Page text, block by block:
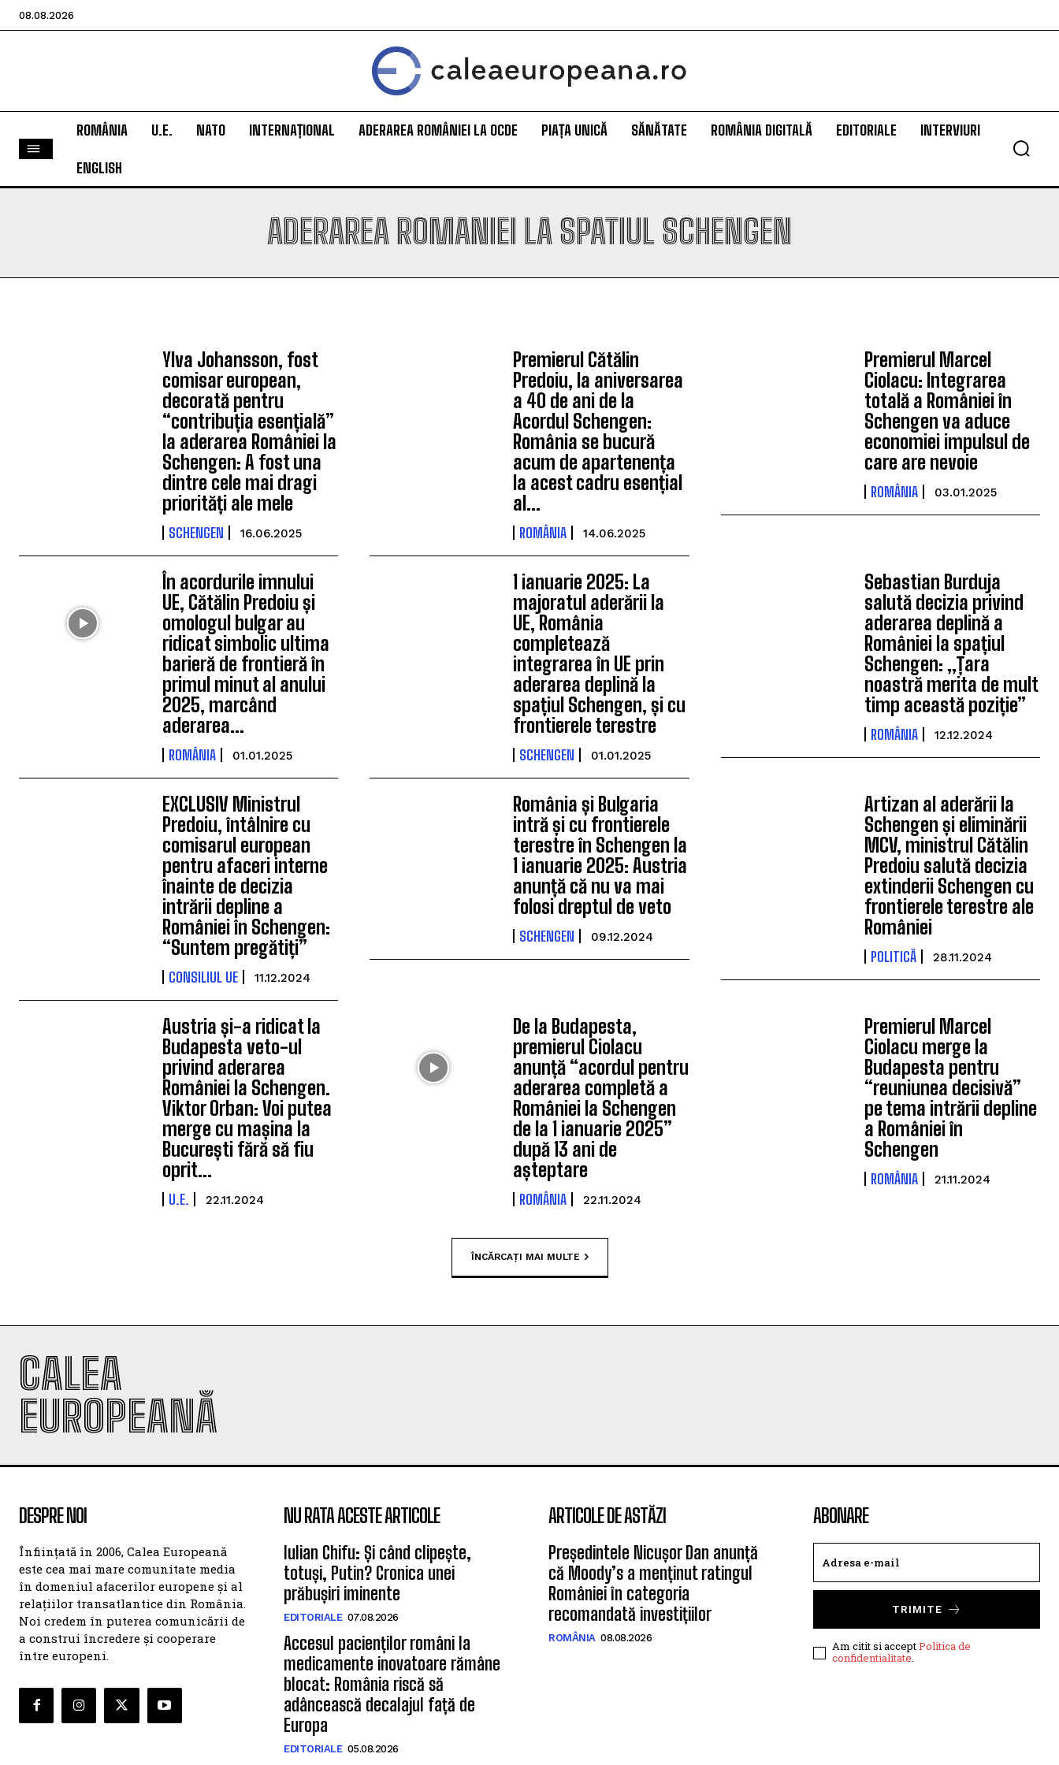
08.08.2026
ROMÂNIA U.E. NATO INTERNAȚIONAL ADERAREA ROMÂNIEI LA OCDE PIAȚA UNICĂ SĂNĂTATE ROMÂNIA DIGITALĂ EDITORIALE INTERVIURI
ENGLISH
ADERAREA ROMANIEI LA SPATIUL SCHENGEN
Ylva Johansson, fost
comisar european,
decorată pentru
“contribuția esențială”
la aderarea României la
Schengen: A fost una
dintre cele mai dragi
priorități ale mele
SCHENGEN 16.06.2025
Premierul Cătălin
Predoiu, la aniversarea
a 40 de ani de la
Acordul Schengen:
România se bucură
acum de apartenența
la acest cadru esențial
al...
ROMÂNIA 14.06.2025
Premierul Marcel
Ciolacu: Integrarea
totală a României în
Schengen va aduce
economiei impulsul de
care are nevoie
ROMÂNIA 03.01.2025
În acordurile imnului
UE, Cătălin Predoiu și
omologul bulgar au
ridicat simbolic ultima
barieră de frontieră în
primul minut al anului
2025, marcând
aderarea...
ROMÂNIA 01.01.2025
1 ianuarie 2025: La
majoratul aderării la
UE, România
completează
integrarea în UE prin
aderarea deplină la
spațiul Schengen, și cu
frontierele terestre
SCHENGEN 01.01.2025
Sebastian Burduja
salută decizia privind
aderarea deplină a
României la spațiul
Schengen: „Țara
noastră merita de mult
timp această poziție”
ROMÂNIA 12.12.2024
EXCLUSIV Ministrul
Predoiu, întâlnire cu
comisarul european
pentru afaceri interne
înainte de decizia
intrării depline a
României în Schengen:
“Suntem pregătiți”
CONSILIUL UE 11.12.2024
România și Bulgaria
intră și cu frontierele
terestre în Schengen la
1 ianuarie 2025: Austria
anunță că nu va mai
folosi dreptul de veto
SCHENGEN 09.12.2024
Artizan al aderării la
Schengen și eliminării
MCV, ministrul Cătălin
Predoiu salută decizia
extinderii Schengen cu
frontierele terestre ale
României
POLITICĂ 28.11.2024
Austria și-a ridicat la
Budapesta veto-ul
privind aderarea
României la Schengen.
Viktor Orban: Voi putea
merge cu mașina la
București fără să fiu
oprit...
U.E. 22.11.2024
De la Budapesta,
premierul Ciolacu
anunță “acordul pentru
aderarea completă a
României la Schengen
de la 1 ianuarie 2025”
după 13 ani de
așteptare
ROMÂNIA 22.11.2024
Premierul Marcel
Ciolacu merge la
Budapesta pentru
“reuniunea decisivă”
pe tema intrării depline
a României în
Schengen
ROMÂNIA 21.11.2024
ÎNCĂRCAȚI MAI MULTE
CALEA
EUROPEANĂ
DESPRE NOI
Înființată în 2006, Calea Europeană
este cea mai mare comunitate media
în domeniul afacerilor europene și al
relațiilor transatlantice din România.
Noi credem în puterea comunicării de
a construi încredere și cooperare
între europeni.
NU RATA ACESTE ARTICOLE
Iulian Chifu: Și când clipește,
totuși, Putin? Cronica unei
prăbușiri iminente
EDITORIALE 07.08.2026
Accesul pacienților români la
medicamente inovatoare rămâne
blocat: România riscă să
adâncească decalajul față de
Europa
EDITORIALE 05.08.2026
ARTICOLE DE ASTĂZI
Președintele Nicușor Dan anunță
că Moody’s a menținut ratingul
României în categoria
recomandată investițiilor
ROMÂNIA 08.08.2026
ABONARE
TRIMITE
Am citit si acceptPolitica de
confidentialitate.